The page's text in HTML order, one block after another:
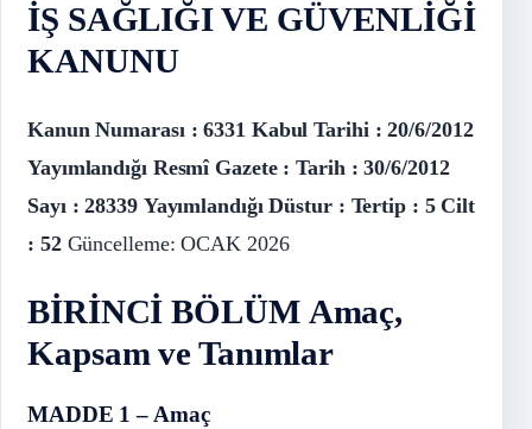
İŞ SAĞLIĞI VE GÜVENLİĞİ
KANUNU
Kanun Numarası : 6331 Kabul Tarihi : 20/6/2012
Yayımlandığı Resmî Gazete : Tarih : 30/6/2012
Sayı : 28339 Yayımlandığı Düstur : Tertip : 5 Cilt
: 52Güncelleme: OCAK 2026
BİRİNCİ BÖLÜM Amaç,
Kapsam ve Tanımlar
MADDE 1 – Amaç